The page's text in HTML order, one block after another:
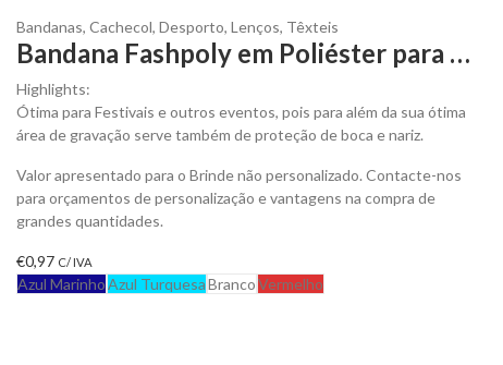
Bandanas, Cachecol, Desporto, Lenços, Têxteis
Bandana Fashpoly em Poliéster para Personalizar
Highlights:
Ótima para Festivais e outros eventos, pois para além da sua ótima
área de gravação serve também de proteção de boca e nariz.
Valor apresentado para o Brinde não personalizado. Contacte-nos
para orçamentos de personalização e vantagens na compra de
grandes quantidades.
€0,97 C/ IVA
Azul MarinhoAzul TurquesaBrancoVermelho